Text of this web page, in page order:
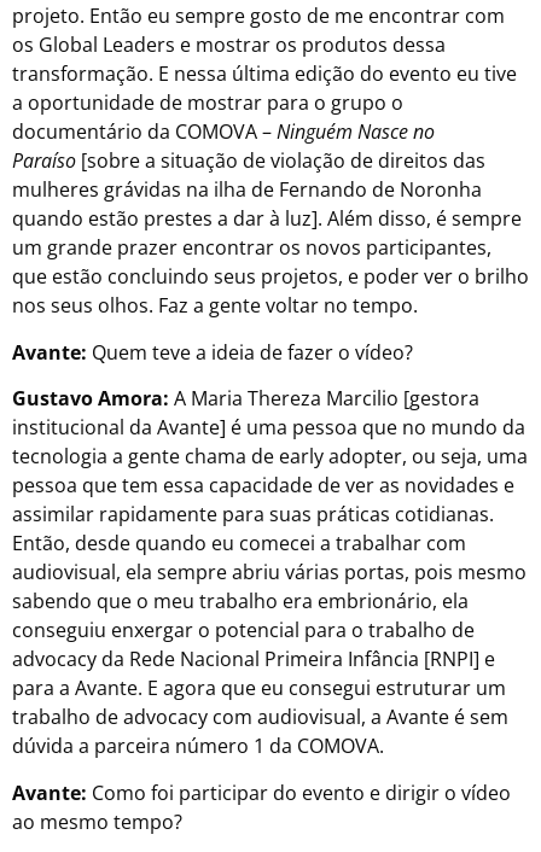
projeto. Então eu sempre gosto de me encontrar com
os Global Leaders e mostrar os produtos dessa
transformação. E nessa última edição do evento eu tive
a oportunidade de mostrar para o grupo o
documentário da COMOVA –Ninguém Nasce no
Paraíso [sobre a situação de violação de direitos das
mulheres grávidas na ilha de Fernando de Noronha
quando estão prestes a dar à luz]. Além disso, é sempre
um grande prazer encontrar os novos participantes,
que estão concluindo seus projetos, e poder ver o brilho
nos seus olhos. Faz a gente voltar no tempo.
Avante: Quem teve a ideia de fazer o vídeo?
Gustavo Amora: A Maria Thereza Marcilio [gestora
institucional da Avante] é uma pessoa que no mundo da
tecnologia a gente chama de early adopter, ou seja, uma
pessoa que tem essa capacidade de ver as novidades e
assimilar rapidamente para suas práticas cotidianas.
Então, desde quando eu comecei a trabalhar com
audiovisual, ela sempre abriu várias portas, pois mesmo
sabendo que o meu trabalho era embrionário, ela
conseguiu enxergar o potencial para o trabalho de
advocacy da Rede Nacional Primeira Infância [RNPI] e
para a Avante. E agora que eu consegui estruturar um
trabalho de advocacy com audiovisual, a Avante é sem
dúvida a parceira número 1 da COMOVA.
Avante: Como foi participar do evento e dirigir o vídeo
ao mesmo tempo?